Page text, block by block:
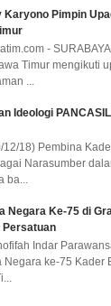
Karyono Pimpin
-
Timur mengikuti
...
Ideologi
12/18) Pembina
Narasumber
ba...
Negara Ke-75 di
Persatuan
Indar
ke-75 Kader